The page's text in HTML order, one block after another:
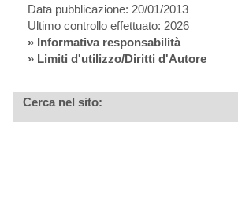
Data pubblicazione: 20/01/2013
Ultimo controllo effettuato: 2026
» Informativa responsabilità
» Limiti d'utilizzo/Diritti d'Autore
Cerca nel sito: